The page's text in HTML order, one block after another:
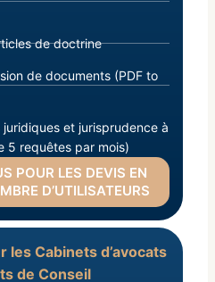
de doctrine
de documents (PDF to
et jurisprudence à
5 requêtes par mois)
POUR LES DEVIS EN
D’UTILISATEURS
les Cabinets d’avocats
de Conseil